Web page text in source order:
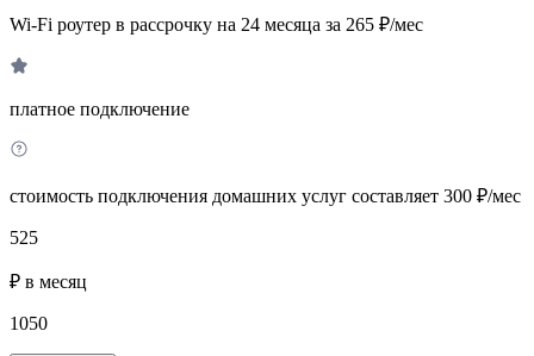
Wi-Fi роутер в рассрочку на 24 месяца за 265 ₽/мес
платное подключение
стоимость подключения домашних услуг составляет 300 ₽/мес
525
₽ в месяц
1050